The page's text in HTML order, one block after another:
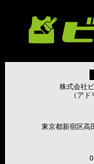
株式会社
（ア
東京都新宿区高